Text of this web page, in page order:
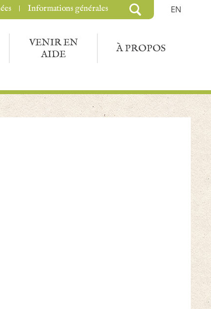
EN
VENIR EN
AIDE
À PROPOS
Informations générales